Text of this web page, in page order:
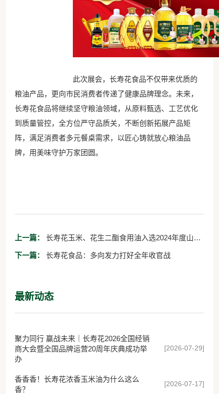
此次展会，长寿花食品不仅带来优质的
粮油产品，更向市民消费者传递了健康品牌理念。未来，
长寿花食品将继续坚守粮油领域，从原料甄选、工艺优化
到质量管控，全方位严守品质关，不断创新拓展产品矩
阵，满足消费者多元餐桌需求，以匠心铸就放心粮油品
牌，用美味守护万家团圆。
上一篇：
特色优质食品目录产品名单
下一篇： 长寿花食品：多向发力打好全年收官战
最新动态
聚力同行 赢战未来｜长寿花2026全国经销
商大会暨全国品牌运营20周年庆典成功举
办
[2026-07-29]
香香香！长寿花浓香玉米油为什么这么
香？
[2026-07-17]